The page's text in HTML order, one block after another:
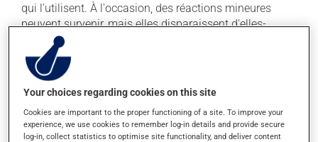
qui l'utilisent. À l'occasion, des réactions mineures
peuvent survenir, mais elles disparaissent d'elles-
mêmes rapidement, sans intervention. Si vous croyez
que ce produit est la cause d'un problème qui vous
incommode, n'hésitez pas à en parler avec vos
professionnels de la santé. Ils pourront vous aider à
déterminer si votre traitement en est la source et, au
besoin, vous aider à bien gérer la situation.
Your choices regarding cookies on this site
Cookies are important to the proper functioning of a site. To improve your
experience, we use cookies to remember log-in details and provide secure
log-in, collect statistics to optimise site functionality, and deliver content